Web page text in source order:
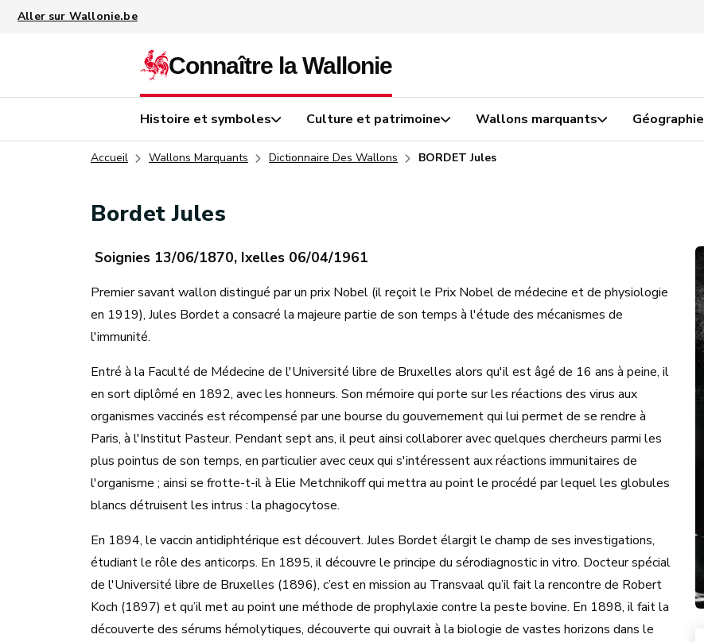
Histoire et symboles Culture et patrimoine Wallons marquants Géographie
Accueil Wallons Marquants Dictionnaire Des Wallons BORDET Jules
Bordet Jules
Soignies 13/06/1870, Ixelles 06/04/1961
Premier savant wallon distingué par un prix Nobel (il reçoit le Prix Nobel de médecine et de physiologie
en 1919), Jules Bordet a consacré la majeure partie de son temps à l'étude des mécanismes de
l'immunité.
Entré à la Faculté de Médecine de l'Université libre de Bruxelles alors qu'il est âgé de 16 ans à peine, il
en sort diplômé en 1892, avec les honneurs. Son mémoire qui porte sur les réactions des virus aux
organismes vaccinés est récompensé par une bourse du gouvernement qui lui permet de se rendre à
Paris, à l'Institut Pasteur. Pendant sept ans, il peut ainsi collaborer avec quelques chercheurs parmi les
plus pointus de son temps, en particulier avec ceux qui s'intéressent aux réactions immunitaires de
l'organisme ; ainsi se frotte-t-il à Elie Metchnikoff qui mettra au point le procédé par lequel les globules
blancs détruisent les intrus : la phagocytose.
En 1894, le vaccin antidiphtérique est découvert. Jules Bordet élargit le champ de ses investigations,
étudiant le rôle des anticorps. En 1895, il découvre le principe du sérodiagnostic in vitro. Docteur spécial
de l'Université libre de Bruxelles (1896), c’est en mission au Transvaal qu’il fait la rencontre de Robert
Koch (1897) et qu’il met au point une méthode de prophylaxie contre la peste bovine. En 1898, il fait la
découverte des sérums hémolytiques, découverte qui ouvrait à la biologie de vastes horizons dans le